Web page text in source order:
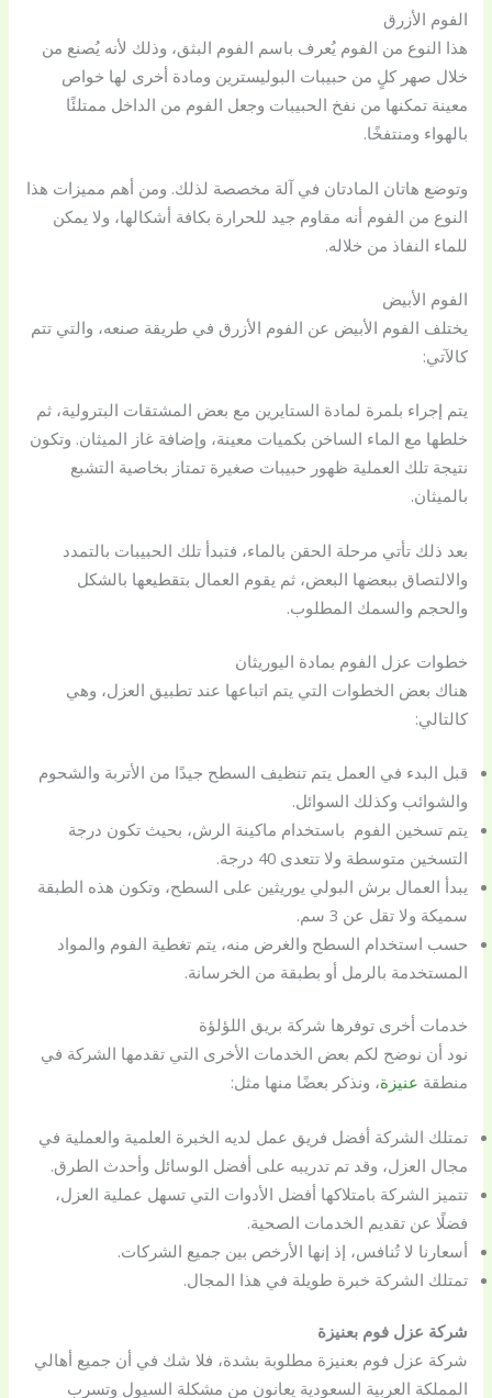
الفوم الأزرق
هذا النوع من الفوم يُعرف باسم الفوم البثق، وذلك لأنه يُصنع من
خلال صهر كلٍ من حبيبات البوليسترين ومادة أخرى لها خواص
معينة تمكنها من نفخ الحبيبات وجعل الفوم من الداخل ممتلئًا
بالهواء ومنتفخًا.
وتوضع هاتان المادتان في آلة مخصصة لذلك. ومن أهم مميزات هذا
النوع من الفوم أنه مقاوم جيد للحرارة بكافة أشكالها، ولا يمكن
للماء النفاذ من خلاله.
الفوم الأبيض
يختلف الفوم الأبيض عن الفوم الأزرق في طريقة صنعه، والتي تتم
كالآتي:
يتم إجراء بلمرة لمادة الستايرين مع بعض المشتقات البترولية، ثم
خلطها مع الماء الساخن بكميات معينة، وإضافة غاز الميثان. وتكون
نتيجة تلك العملية ظهور حبيبات صغيرة تمتاز بخاصية التشبع
بالميثان.
بعد ذلك تأتي مرحلة الحقن بالماء، فتبدأ تلك الحبيبات بالتمدد
والالتصاق ببعضها البعض، ثم يقوم العمال بتقطيعها بالشكل
والحجم والسمك المطلوب.
خطوات عزل الفوم بمادة اليوريثان
هناك بعض الخطوات التي يتم اتباعها عند تطبيق العزل، وهي
كالتالي:
قبل البدء في العمل يتم تنظيف السطح جيدًا من الأتربة والشحوم
والشوائب وكذلك السوائل.
يتم تسخين الفوم باستخدام ماكينة الرش، بحيث تكون درجة
التسخين متوسطة ولا تتعدى 40 درجة.
يبدأ العمال برش البولي يوريثين على السطح، وتكون هذه الطبقة
سميكة ولا تقل عن 3 سم.
حسب استخدام السطح والغرض منه، يتم تغطية الفوم والمواد
المستخدمة بالرمل أو بطبقة من الخرسانة.
خدمات أخرى توفرها شركة بريق اللؤلؤة
نود أن نوضح لكم بعض الخدمات الأخرى التي تقدمها الشركة في
منطقة عنيزة، ونذكر بعضًا منها مثل:
تمتلك الشركة أفضل فريق عمل لديه الخبرة العلمية والعملية في
مجال العزل، وقد تم تدريبه على أفضل الوسائل وأحدث الطرق.
تتميز الشركة بامتلاكها أفضل الأدوات التي تسهل عملية العزل،
فضلًا عن تقديم الخدمات الصحية.
أسعارنا لا تُنافس، إذ إنها الأرخص بين جميع الشركات.
تمتلك الشركة خبرة طويلة في هذا المجال.
شركة عزل فوم بعنيزة
شركة عزل فوم بعنيزة مطلوبة بشدة، فلا شك في أن جميع أهالي
المملكة العربية السعودية يعانون من مشكلة السيول وتسرب